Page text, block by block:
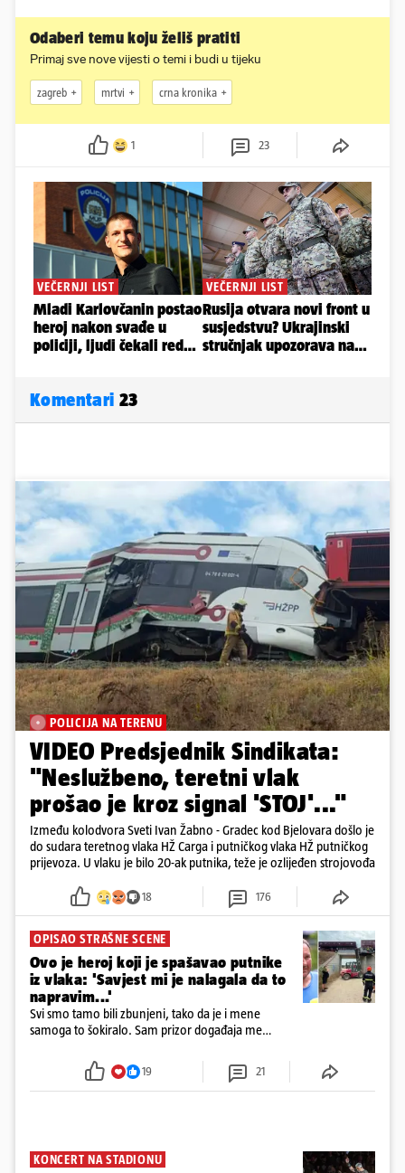
Odaberi temu koju želiš pratiti
Primaj sve nove vijesti o temi i budi u tijeku
zagreb mrtvi crna kronika
1 23
Komentari 23
POLICIJA NA TERENU
VIDEO Predsjednik Sindikata:
"Neslužbeno, teretni vlak
prošao je kroz signal 'STOJ'..."
Između kolodvora Sveti Ivan Žabno - Gradec kod Bjelovara došlo je
do sudara teretnog vlaka HŽ Carga i putničkog vlaka HŽ putničkog
prijevoza. U vlaku je bilo 20-ak putnika, teže je ozlijeđen strojovođa
18 176
OPISAO STRAŠNE SCENE
Ovo je heroj koji je spašavao putnike
iz vlaka: 'Savjest mi je nalagala da to
napravim...'
Svi smo tamo bili zbunjeni, tako da je i mene
samoga to šokiralo. Sam prizor događaja me
19 21
KONCERT NA STADIONU